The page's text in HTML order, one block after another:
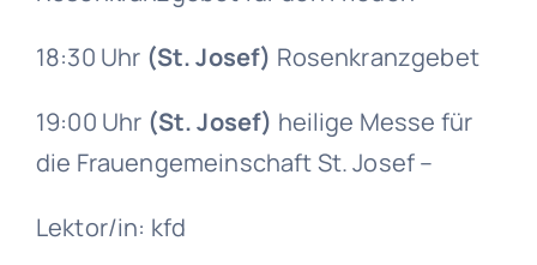
18:30 Uhr (St. Josef) Rosenkranzgebet
19:00 Uhr (St. Josef) heilige Messe für
die Frauengemeinschaft St. Josef –
Lektor/in: kfd